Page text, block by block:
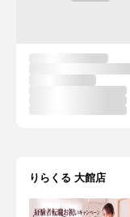
りらくる 大館店